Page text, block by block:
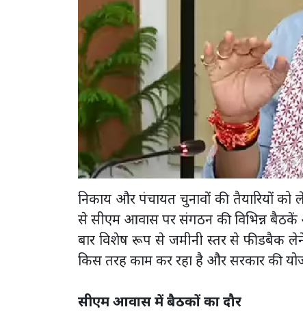
निकाय और पंचायत चुनावों की तैयारियों को
से सीएम आवास पर संगठन की विभिन्न बैठकें
बार विशेष रूप से जमीनी स्तर से फीडबैक लेने
किस तरह काम कर रहा है और सरकार की
सीएम आवास में बैठकों का दौर